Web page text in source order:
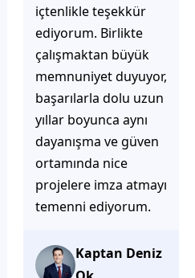
İhtiyaçlarınıza hızlı ve
doğru çözümler
sunmaya çalışıyorlar.
Müşteri
memnuniyetini ön
planda tutan
yaklaşımları, ilgili
iletişimleri ve
güvenilir hizmet
anlayışları sayesinde
başarılı bir ekip
olduklarını